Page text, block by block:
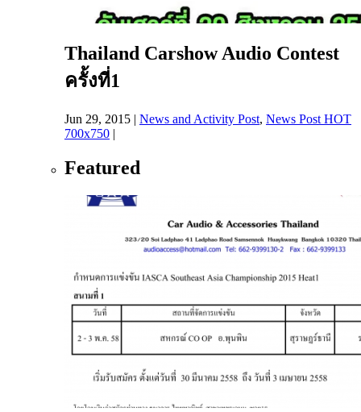
Thailand Carshow Audio Contest
ครั้งที่1
Jun 29, 2015 | News and Activity Post, News Post HOT
700x750 |
Featured